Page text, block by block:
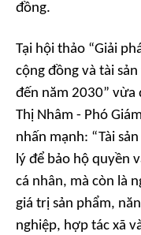
đồng.
Tại hội thảo “Giải
cộng đồng và tài
đến năm 2030” vừa
Thị Nhâm - Phó
nhấn mạnh: “Tài
lý để bảo hộ quyền
cá nhân, mà còn là
giá trị sản phẩm,
nghiệp, hợp tác xã